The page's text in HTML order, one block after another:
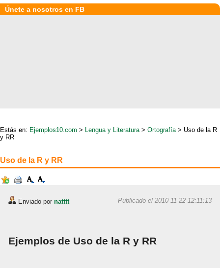
Únete a nosotros en FB
Estás en: Ejemplos10.com > Lengua y Literatura> Ortografía> Uso de la R
y RR
Uso de la R y RR
Enviado por natttt Publicado el 2010-11-22 12:11:13
Ejemplos de Uso de la R y RR